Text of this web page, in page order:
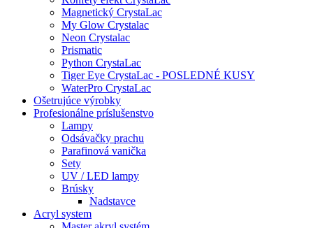
Magnetický CrystaLac
My Glow Crystalac
Neon Crystalac
Prismatic
Python CrystaLac
Tiger Eye CrystaLac - POSLEDNÉ KUSY
WaterPro CrystaLac
Ošetrujúce výrobky
Profesionálne príslušenstvo
Lampy
Odsávačky prachu
Parafinová vanička
Sety
UV / LED lampy
Brúsky
Nadstavce
Acryl system